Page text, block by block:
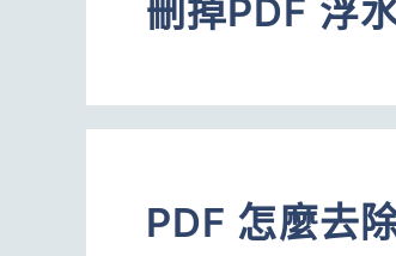
刪掉PDF 浮
PDF 怎麼去